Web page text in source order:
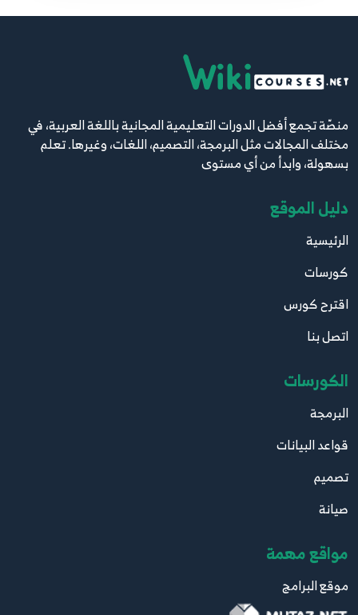
منصّة تجمع أفضل الدورات التعليمية المجانية باللغة العربية، في
مختلف المجالات مثل البرمجة، التصميم، اللغات، وغيرها. تعلم
بسهولة، وابدأ من أي مستوى
دليل الموقع
الرئيسية
كورسات
اقترح كورس
اتصل بنا
الكورسات
البرمجة
قواعد البيانات
تصميم
صيانة
مواقع مهمة
موقع البرامج